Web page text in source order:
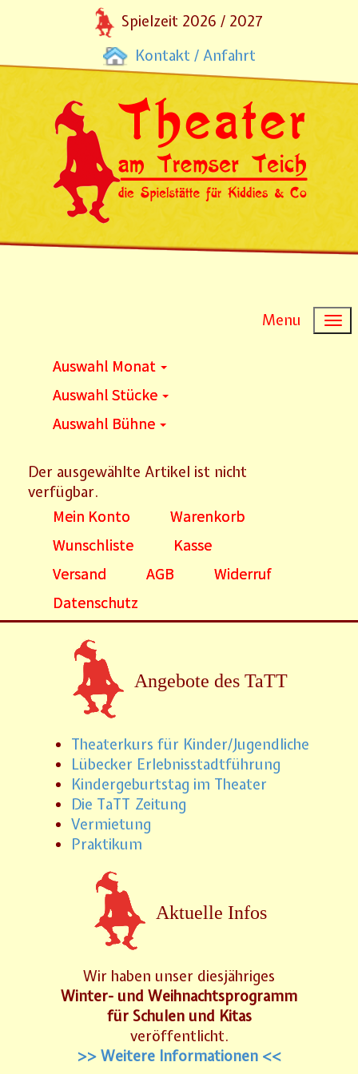
Spielzeit 2026 / 2027
Kontakt / Anfahrt
Menu
Auswahl Monat
Auswahl Stücke
Auswahl Bühne
Der ausgewählte Artikel ist nicht
verfügbar.
Mein Konto
Warenkorb
Wunschliste
Kasse
Versand
AGB
Widerruf
Datenschutz
Angebote des TaTT
Theaterkurs für Kinder/Jugendliche
Lübecker Erlebnisstadtführung
Kindergeburtstag im Theater
Die TaTT Zeitung
Vermietung
Praktikum
Aktuelle Infos
Wir haben unser diesjähriges
Winter- und Weihnachtsprogramm
für Schulen und Kitas
veröffentlicht.
>> Weitere Informationen <<